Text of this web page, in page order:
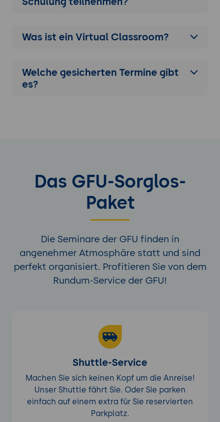
Was ist ein Virtual Classroom?
Welche gesicherten Termine gibt
es?
Das GFU-Sorglos-
Paket
Die Seminare der GFU finden in
angenehmer Atmosphäre statt und sind
perfekt organisiert. Profitieren Sie von dem
Rundum-Service der GFU!
Shuttle-Service
Machen Sie sich keinen Kopf um die Anreise!
Unser Shuttle fährt Sie. Oder Sie parken
einfach auf einem extra für Sie reservierten
Parkplatz.